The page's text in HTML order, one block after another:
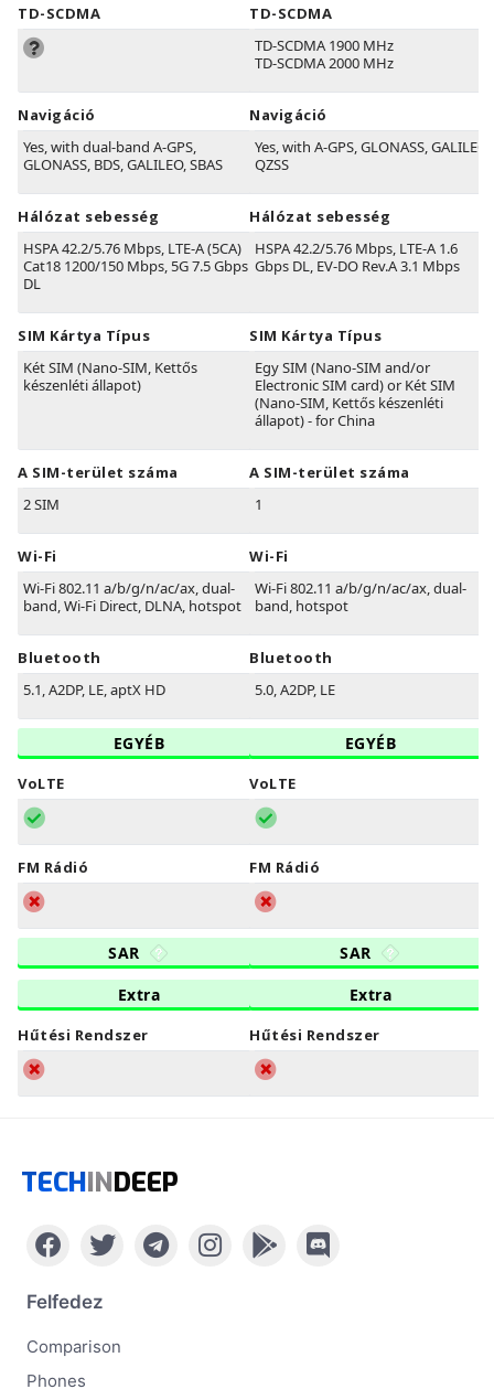
TD-SCDMA
Navigáció
Yes, with dual-band A-GPS,
GLONASS, BDS, GALILEO, SBAS
Hálózat sebesség
HSPA 42.2/5.76 Mbps, LTE-A (5CA)
Cat18 1200/150 Mbps, 5G 7.5 Gbps
DL
SIM Kártya Típus
Két SIM (Nano-SIM, Kettős
készenléti állapot)
A SIM-terület száma
2 SIM
Wi-Fi
Wi-Fi 802.11 a/b/g/n/ac/ax, dual-
band, Wi-Fi Direct, DLNA, hotspot
Bluetooth
5.1, A2DP, LE, aptX HD
EGYÉB
VoLTE
FM Rádió
SAR
Extra
Hűtési Rendszer
TD-SCDMA
TD-SCDMA 1900 MHz
TD-SCDMA 2000 MHz
Navigáció
Yes, with A-GPS, GLONASS, GALILEO,
QZSS
Hálózat sebesség
HSPA 42.2/5.76 Mbps, LTE-A 1.6
Gbps DL, EV-DO Rev.A 3.1 Mbps
SIM Kártya Típus
Egy SIM (Nano-SIM and/or
Electronic SIM card) or Két SIM
(Nano-SIM, Kettős készenléti
állapot) - for China
A SIM-terület száma
1
Wi-Fi
Wi-Fi 802.11 a/b/g/n/ac/ax, dual-
band, hotspot
Bluetooth
5.0, A2DP, LE
EGYÉB
VoLTE
FM Rádió
SAR
Extra
Hűtési Rendszer
TECHINDEEP
Felfedez
Comparison
Phones